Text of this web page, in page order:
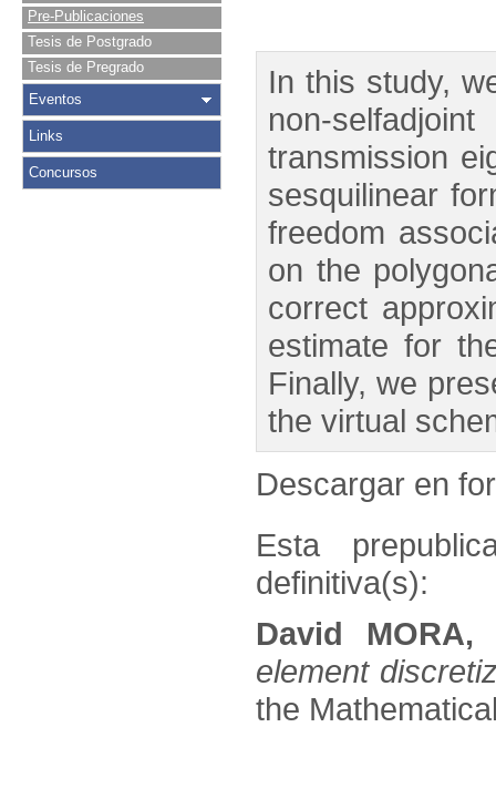
Pre-Publicaciones
Tesis de Postgrado
Tesis de Pregrado
Eventos
Links
Concursos
In this study,
non-
transmission
sesquilinear
freedom
on the
correct
estimate for
Finally, we
the virtual
Descargar en
Esta
definitiva(s):
David
element
the